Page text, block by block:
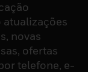
atualizações
novas
ofertas
telefone, e-